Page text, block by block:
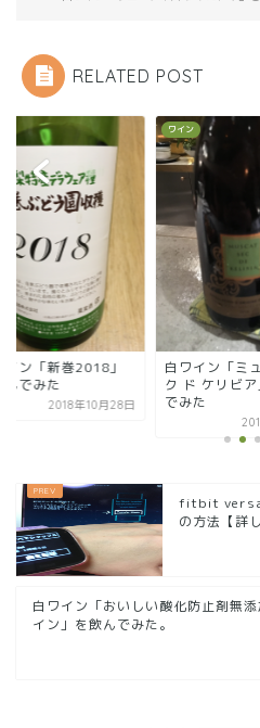
RELATED POST
イン「新巻2018」
んでみた
2018年10月28日
ワイン
白ワイン「ミ
ク ド ケリビ
でみた
fitbit versa
の方法【詳
白ワイン「おいしい酸化防止剤無添
イン」を飲んでみた。